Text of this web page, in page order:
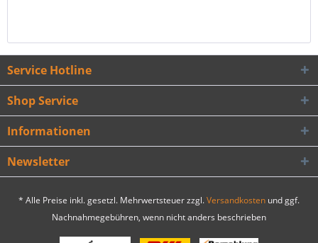
Service Hotline
Shop Service
Informationen
Newsletter
* Alle Preise inkl. gesetzl. Mehrwertsteuer zzgl.Versandkosten und ggf.
Nachnahmegebühren, wenn nicht anders beschrieben